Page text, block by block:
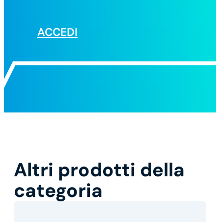
ACCEDI
Altri prodotti della
categoria